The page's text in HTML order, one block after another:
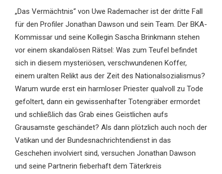
„Das Vermächtnis“ von Uwe Rademacher ist der dritte Fall
für den Profiler Jonathan Dawson und sein Team. Der BKA-
Kommissar und seine Kollegin Sascha Brinkmann stehen
vor einem skandalösen Rätsel: Was zum Teufel befindet
sich in diesem mysteriösen, verschwundenen Koffer,
einem uralten Relikt aus der Zeit des Nationalsozialismus?
Warum wurde erst ein harmloser Priester qualvoll zu Tode
gefoltert, dann ein gewissenhafter Totengräber ermordet
und schließlich das Grab eines Geistlichen aufs
Grausamste geschändet? Als dann plötzlich auch noch der
Vatikan und der Bundesnachrichtendienst in das
Geschehen involviert sind, versuchen Jonathan Dawson
und seine Partnerin fieberhaft dem Täterkreis